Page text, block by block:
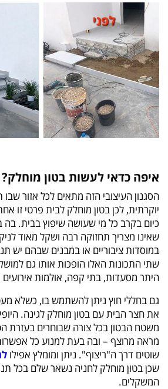
איפה כדאי לעשות בטון מוחלק?
הסגנון העיצובי הזה מתאים לכל אזור שבו
יוקרתית, לכן בטון מוחלק לבית פרטי זו
כיום בקרב כל מי שעושה שיפוץ בבית.
שאינו מצריך תחזוקה רבה ושקל מאוד
במוסדות ציבוריים או במבנים שבהם יש
שתי התכונות האלו הופכות אותו גם
היתר מסעדות, בתי קפה, אולמות אירועים
גם בחללי חוץ ניתן להשתמש בו, כשלא
את חצר הבית עם בטון מוחלק לגינה.
משטח הבטון בכל צורה שבוחרים בעזרת
מראה מרוצף – ובה בעת למנוע כל
שוטים דרך ה"ריצוף". ניתן ומומלץ אפילו
שכן בטון מוחלק לחניה נשאר שלם בכל
המשקלים.